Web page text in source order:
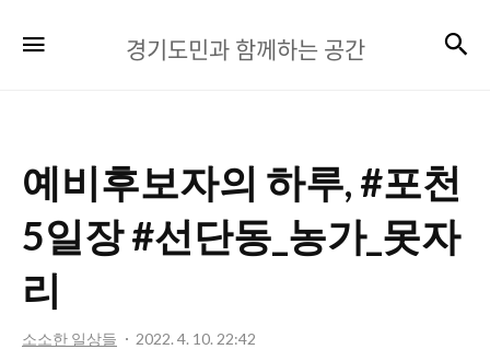
기
과
함
께
는
경기도민과 함께하는 공간
예비후보자의 하루, #포천
5일장 #선단동_농가_못자
리
소소한 일상들 2022. 4. 10. 22:42